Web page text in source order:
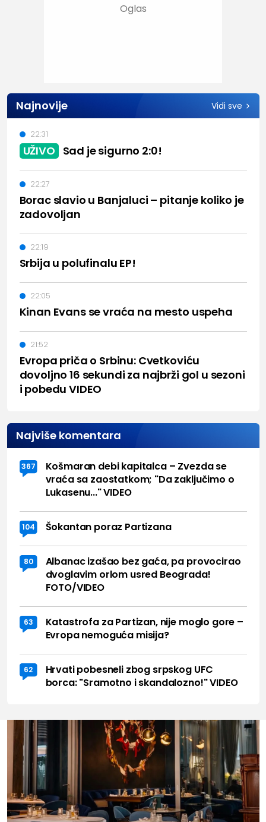
Najnovije Vidi sve
UŽIVO Sad je sigurno 2:0!
22:31
Borac slavio u Banjaluci – pitanje koliko je
zadovoljan
22:27
Srbija u polufinalu EP!
22:19
Kinan Evans se vraća na mesto uspeha
22:05
Evropa priča o Srbinu: Cvetkoviću
dovoljno 16 sekundi za najbrži gol u sezoni
i pobedu VIDEO
21:52
Najviše komentara
367
Košmaran debi kapitalca – Zvezda se
vraća sa zaostatkom; "Da zaključimo o
Lukasenu..." VIDEO
104 Šokantan poraz Partizana
80
Albanac izašao bez gaća, pa provocirao
dvoglavim orlom usred Beograda!
FOTO/VIDEO
63
Katastrofa za Partizan, nije moglo gore –
Evropa nemoguća misija?
62
Hrvati pobesneli zbog srpskog UFC
borca: "Sramotno i skandalozno!" VIDEO